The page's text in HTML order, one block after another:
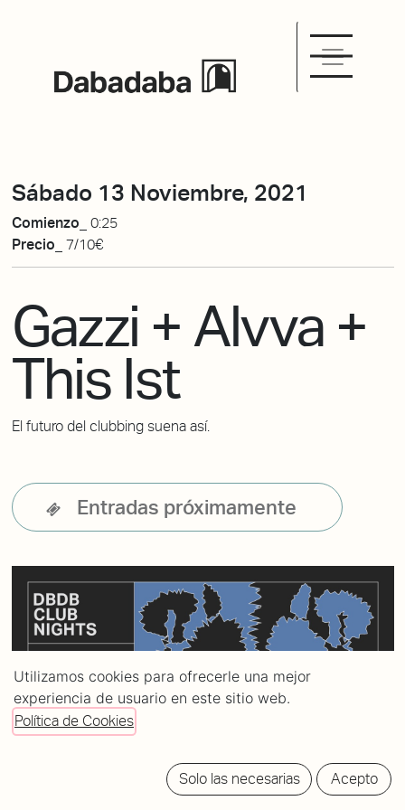
Sábado 13 Noviembre, 2021
Comienzo_ 0:25
Precio_ 7/10€
Gazzi + Alvva +
This Ist
El futuro del clubbing suena así.
Entradas próximamente
Utilizamos cookies para ofrecerle una mejor
experiencia de usuario en este sitio web.
Política de Cookies
Solo las necesarias Acepto